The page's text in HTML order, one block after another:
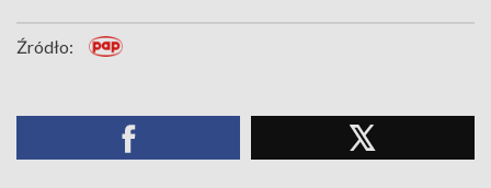
Źródło: